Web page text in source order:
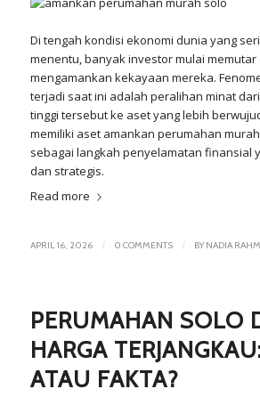
Di tengah kondisi ekonomi dunia yang
menentu, banyak investor mulai
mengamankan kekayaan mereka.
terjadi saat ini adalah peralihan minat
tinggi tersebut ke aset yang lebih
memiliki aset amankan perumahan
sebagai langkah penyelamatan finansial
dan strategis.
Read more
APRIL 16, 2026 / 0 COMMENTS / BYNADIA
PERUMAHAN SOLO
HARGA
ATAU FAKTA?